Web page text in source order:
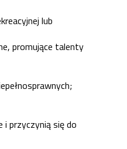
lub
promujące talenty
i przyczynią się do